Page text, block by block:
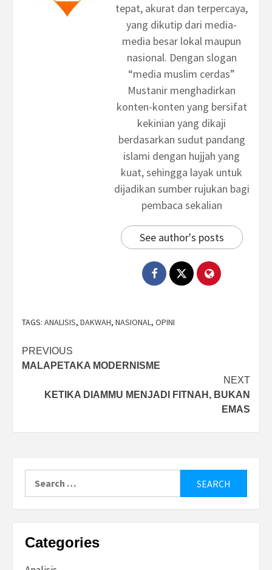
tepat, akurat dan terpercaya,
yang dikutip dari media-
media besar lokal maupun
nasional. Dengan slogan
“media muslim cerdas”
Mustanir menghadirkan
konten-konten yang bersifat
kekinian yang dikaji
berdasarkan sudut pandang
islami dengan hujjah yang
kuat, sehingga layak untuk
dijadikan sumber rujukan bagi
pembaca sekalian
See author's posts
TAGS: ANALISIS, DAKWAH, NASIONAL, OPINI
Post
navigation
PREVIOUS
MALAPETAKA MODERNISME
NEXT
KETIKA DIAMMU MENJADI FITNAH, BUKAN
EMAS
Categories